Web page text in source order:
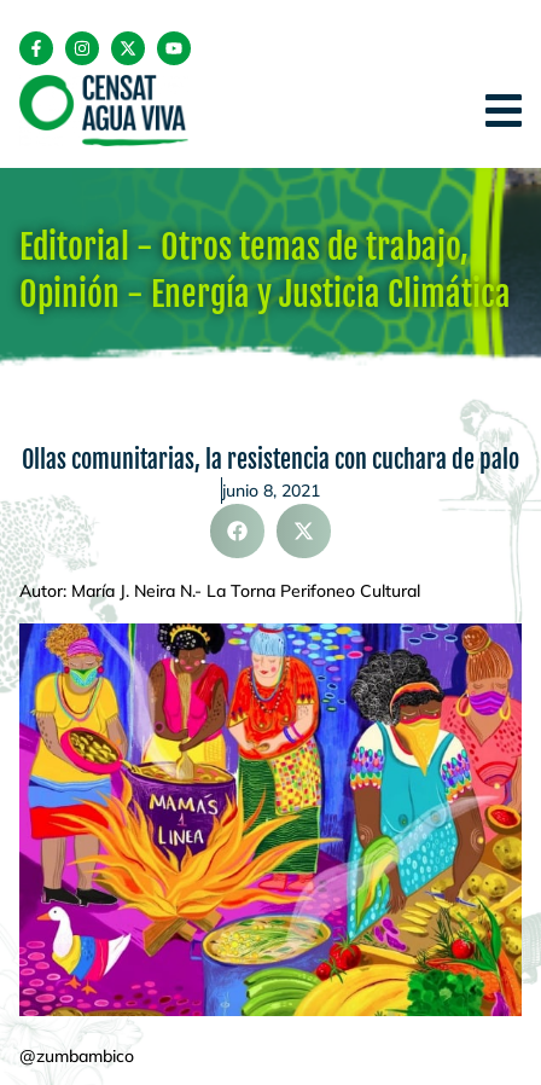
Editorial - Otros temas de trabajo,
Opinión - Energía y Justicia Climática
Ollas comunitarias, la resistencia con cuchara de palo
junio 8, 2021
Autor: María J. Neira N.- La Torna Perifoneo Cultural
@zumbambico